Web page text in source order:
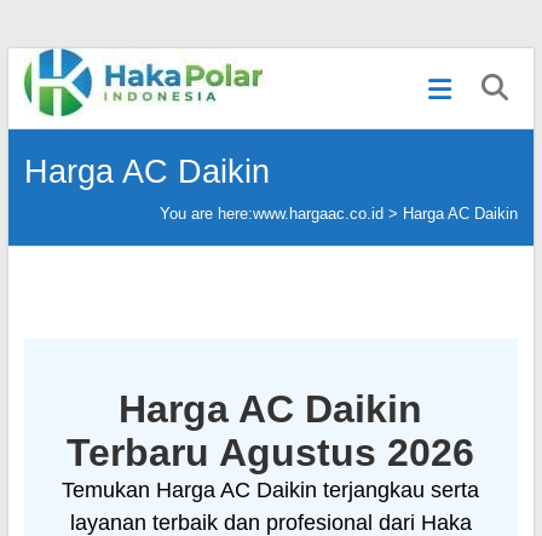
Skip
content
Telp
:
(021)
081919232328
Harga AC Daikin
You are here:www.hargaac.co.id > Harga AC Daikin
Harga AC Daikin
Terbaru Agustus 2026
Temukan Harga AC Daikin terjangkau serta
layanan terbaik dan profesional dari Haka